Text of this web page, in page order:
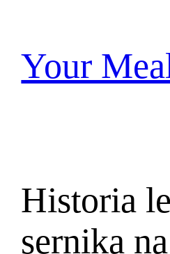
treściYour
Historia
sernika